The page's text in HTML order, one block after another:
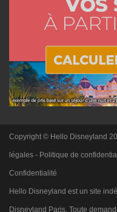
Copyright © Hello Disneyland
légales - Politique de
Confidentialité
Hello Disneyland est un site
Disneyland Paris. Toute